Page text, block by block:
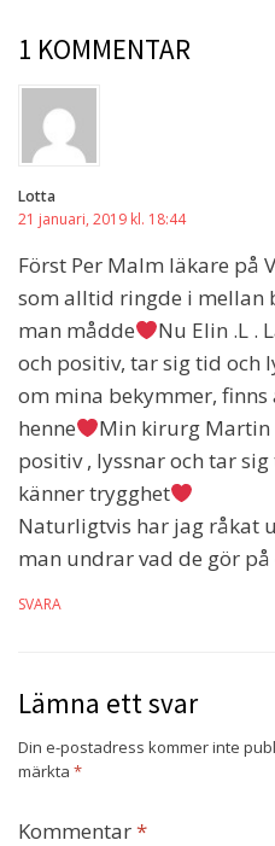
1 KOMMENTAR
Lotta
21 januari, 2019 kl. 18:44
Först Per Malm läkare på
som alltid ringde i mellan
man mådde
Nu Elin .L .
och positiv, tar sig tid och
om mina bekymmer,
henne
Min kirurg Martin
positiv , lyssnar och tar
känner trygghet
Naturligtvis har jag råkat
man undrar vad de gör
SVARA
Lämna ett svar
Din e-postadress kommer inte
märkta *
Kommentar*